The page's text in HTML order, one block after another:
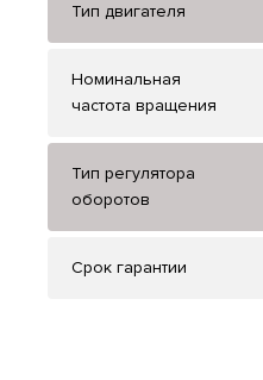
Тип двигателя
Номинальная
частота вращения
Тип регулятора
оборотов
Срок гарантии